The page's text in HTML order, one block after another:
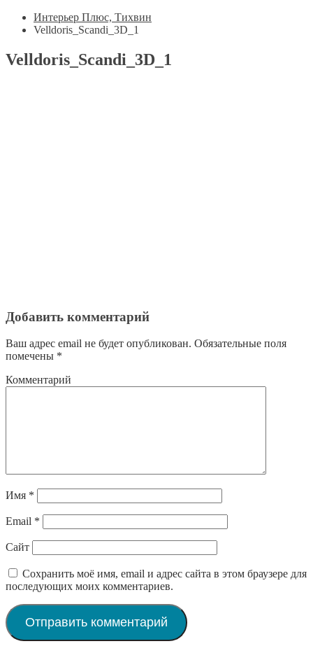
Интерьер Плюс, Тихвин
Velldoris_Scandi_3D_1
Velldoris_Scandi_3D_1
Добавить комментарий
Ваш адрес email не будет опубликован. Обязательные поля
помечены *
Комментарий
Имя *
Email *
Сайт
Сохранить моё имя, email и адрес сайта в этом браузере для
последующих моих комментариев.